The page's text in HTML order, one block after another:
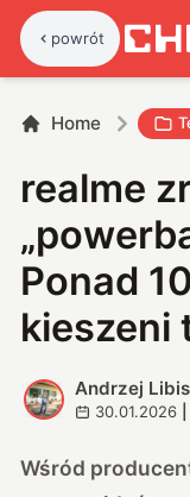
powrót
Home
realme
Ponad
kieszeni
A
Andrzej
30.01.2026
Wśród